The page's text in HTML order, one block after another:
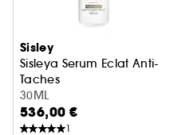
Sisley
Sisleya Serum Eclat Anti-
Taches
Sérum antimanchas
30ML
536,00 €
1